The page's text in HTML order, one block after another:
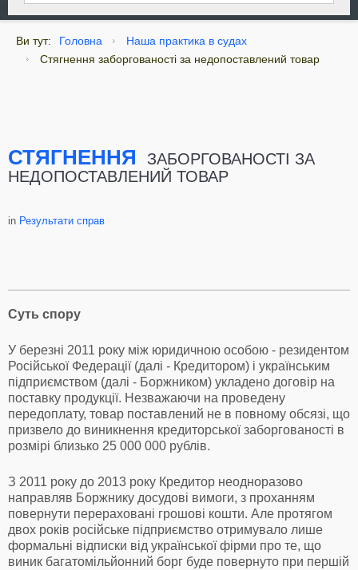
Ви тут: Головна
Наша практика в судах
Стягнення заборгованості за недопоставлений товар
СТЯГНЕННЯ
ЗАБОРГОВАНОСТІ ЗА
НЕДОПОСТАВЛЕНИЙ ТОВАР
in Результати справ
Cуть спору
У березні 2011 року між юридичною особою - резидентом
Російської Федерації (далі - Кредитором) і українським
підприємством (далі - Боржником) укладено договір на
поставку продукції. Незважаючи на проведену
передоплату, товар поставлений не в повному обсязі, що
призвело до виникнення кредиторської заборгованості в
розмірі близько 25 000 000 рублів.
З 2011 року до 2013 року Кредитор неодноразово
направляв Боржнику досудові вимоги, з проханням
повернути перераховані грошові кошти. Але протягом
двох років російське підприємство отримувало лише
формальні відписки від української фірми про те, що
виник багатомільйонний борг буде повернуто при першій